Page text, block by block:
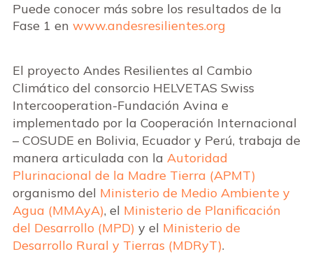
Puede conocer más sobre los resultados de la
Fase 1 en www.andesresilientes.org
El proyecto Andes Resilientes al Cambio
Climático del consorcio HELVETAS Swiss
Intercooperation-Fundación Avina e
implementado por la Cooperación Internacional
– COSUDE en Bolivia, Ecuador y Perú, trabaja de
manera articulada con la Autoridad
Plurinacional de la Madre Tierra (APMT)
organismo del Ministerio de Medio Ambiente y
Agua (MMAyA), el Ministerio de Planificación
del Desarrollo (MPD) y el Ministerio de
Desarrollo Rural y Tierras (MDRyT).